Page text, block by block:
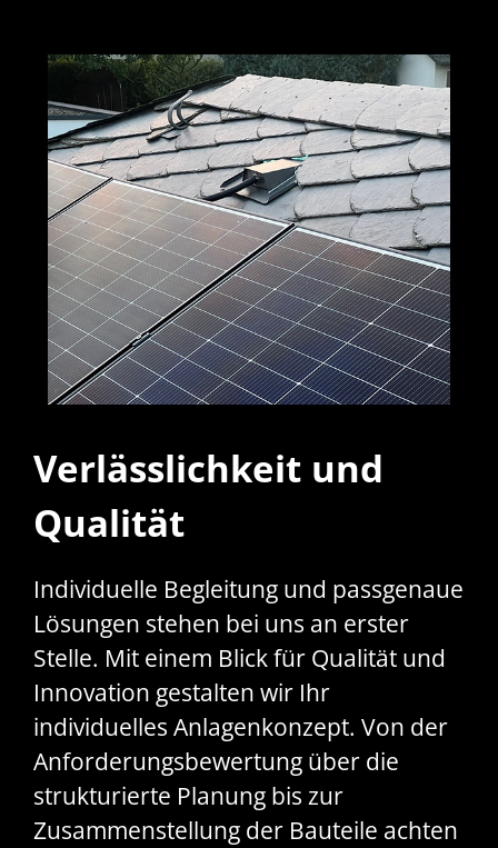
Verlässlichkeit und
Qualität
Individuelle Begleitung und passgenaue
Lösungen stehen bei uns an erster
Stelle. Mit einem Blick für Qualität und
Innovation gestalten wir Ihr
individuelles Anlagenkonzept. Von der
Anforderungsbewertung über die
strukturierte Planung bis zur
Zusammenstellung der Bauteile achten